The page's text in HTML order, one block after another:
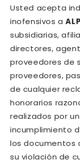
Usted acepta
inofensivos a
subsidiarias,
directores,
proveedores de
proveedores,
de cualquier
honorarios
realizados por
incumplimiento
los documentos
su violación de